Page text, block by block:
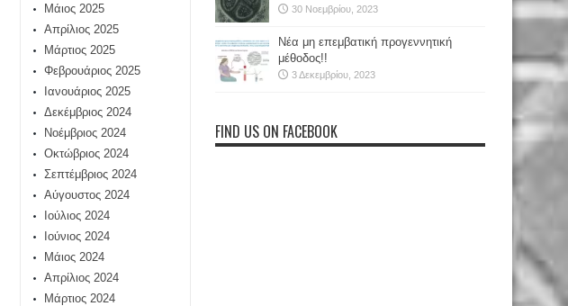
Μάιος 2025
Απρίλιος 2025
Μάρτιος 2025
Φεβρουάριος 2025
Ιανουάριος 2025
Δεκέμβριος 2024
Νοέμβριος 2024
Οκτώβριος 2024
Σεπτέμβριος 2024
Αύγουστος 2024
Ιούλιος 2024
Ιούνιος 2024
Μάιος 2024
Απρίλιος 2024
Μάρτιος 2024
30 Νοεμβρίου, 2023
Νέα μη επεμβατική προγεννητική
μέθοδος!!
3 Δεκεμβρίου, 2023
FIND US ON FACEBOOK